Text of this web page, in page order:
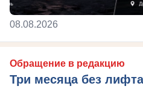
08.08.2026
Обращение в редакцию
Три месяца без